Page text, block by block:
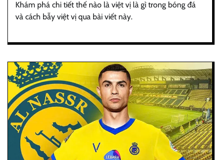
Khám phá chi tiết thế nào là việt vị là gì trong bóng đá
và cách bẫy việt vị qua bài viết này.